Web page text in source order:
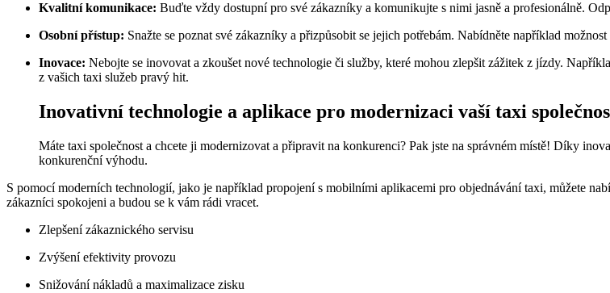
Kvalitní komunikace: Buďte vždy dostupní pro své zákazníky a komunikujte s nimi jasně a profesionálně.
Osobní přístup: Snažte se poznat své zákazníky a přizpůsobit se jejich potřebám. Nabídněte například
Inovace: Nebojte se inovovat a zkoušet nové technologie či služby, které mohou zlepšit zážitek z jízdy.
z vašich taxi služeb pravý hit.
Inovativní technologie a aplikace pro modernizaci vaší taxi
Máte taxi společnost a chcete ji modernizovat a připravit na konkurenci? Pak jste na správném místě! Díky
konkurenční výhodu.
S pomocí moderních technologií, jako je například propojení s mobilními aplikacemi pro objednávání taxi, můžete
zákazníci spokojeni a budou se k vám rádi vracet.
Zlepšení zákaznického servisu
Zvýšení efektivity provozu
Snižování nákladů a maximalizace zisku